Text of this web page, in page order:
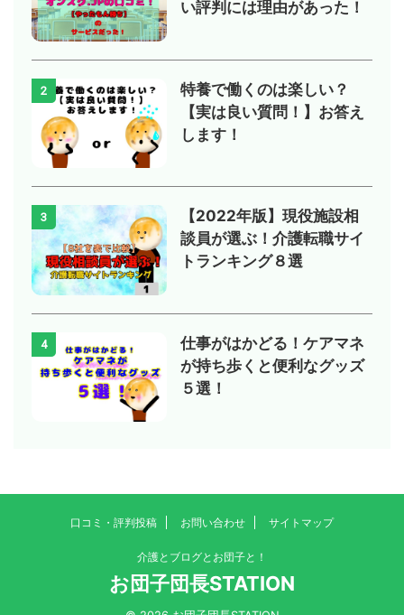
い評判には理由があった！
2
特養で働くのは楽しい？
【実は良い質問！】お答え
します！
3
【2022年版】現役施設相
談員が選ぶ！介護転職サイ
トランキング８選
4
仕事がはかどる！ケアマネ
が持ち歩くと便利なグッズ
５選！
口コミ・評判投稿 お問い合わせ サイトマップ
介護とブログとお団子と！
お団子団長STATION